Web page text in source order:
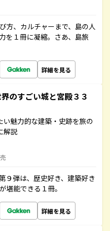
方、カルチャーまで、島の人
を１冊に凝縮。さあ、島旅
詳細を見る
のすごい城と宮殿３３
い魅力的な建築・史跡を旅の
解説
９弾は、歴史好き、建築好き
堪能できる１冊。
詳細を見る